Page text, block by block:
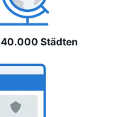
40.000 Städten